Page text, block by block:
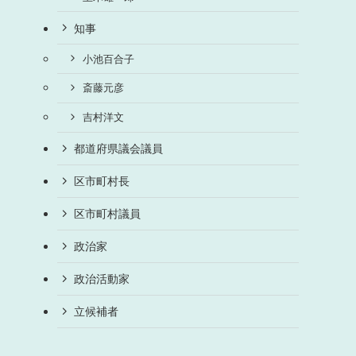
知事
小池百合子
斎藤元彦
吉村洋文
都道府県議会議員
区市町村長
区市町村議員
政治家
政治活動家
立候補者